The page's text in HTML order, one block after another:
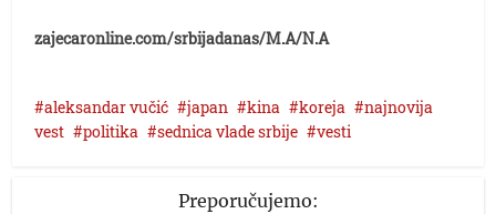
zajecaronline.com/srbijadanas/M.A/N.A
aleksandar vučić japan kina koreja
najnovija
vest
politika sednica vlade srbije vesti
Preporučujemo: